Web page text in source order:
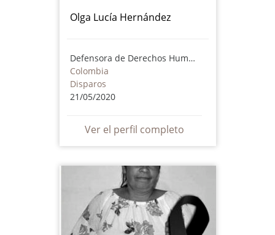
Olga Lucía Hernández
Defensora de Derechos Humanos
Colombia
Disparos
21/05/2020
Ver el perfil completo